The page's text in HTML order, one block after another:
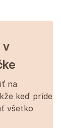
v
na
keď príde
všetko